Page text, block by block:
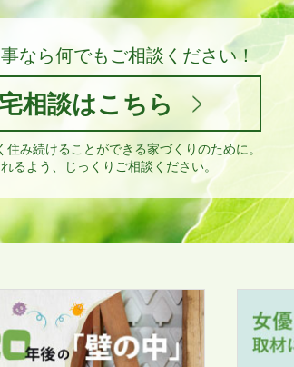
なら何でもご相談ください！
相談はこちら
住み続けることができる家づくりのために。
るよう、じっくりご相談ください。